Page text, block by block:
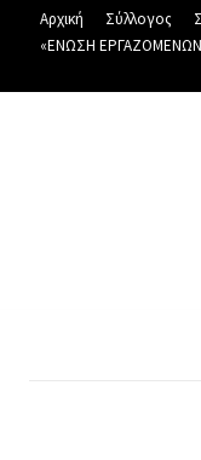
Αρχική Σύλλογος
«ΕΝΩΣΗ ΕΡΓΑΖΟΜΕΝΩΝ